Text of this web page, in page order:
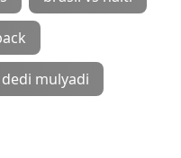
dedi mulyadi